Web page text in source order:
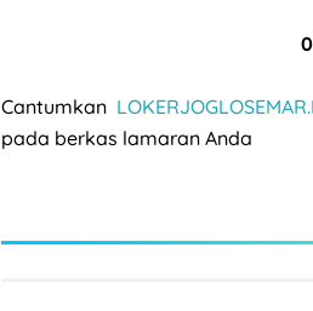
Cantumkan
pada berkas lamaran Anda